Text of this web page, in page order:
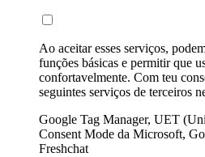
Ao aceitar esses serviços,
funções básicas e permitir que
confortavelmente. Com teu
seguintes serviços de terceiros
Google Tag Manager, UET
Consent Mode da Microsoft,
Freshchat